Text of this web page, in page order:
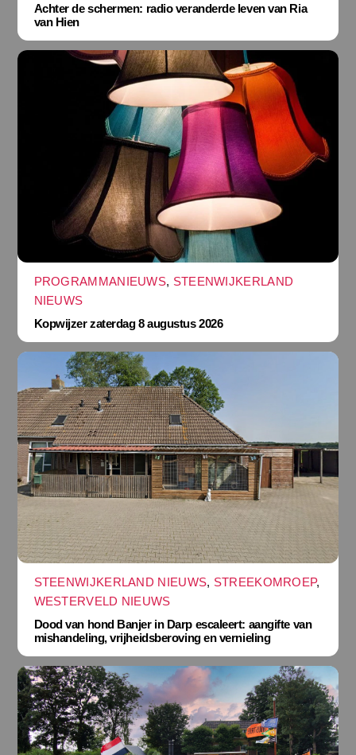
Achter de schermen: radio veranderde leven van Ria
van Hien
PROGRAMMANIEUWS, STEENWIJKERLAND
NIEUWS
Kopwijzer zaterdag 8 augustus 2026
STEENWIJKERLAND NIEUWS, STREEKOMROEP,
WESTERVELD NIEUWS
Dood van hond Banjer in Darp escaleert: aangifte van
mishandeling, vrijheidsberoving en vernieling